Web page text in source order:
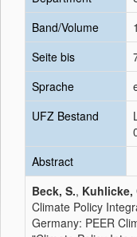
Band/Volume
Seite bis
Sprache
UFZ Bestand
Abstract
Beck, S., Kuhlicke,
Climate Policy
Germany: PEER